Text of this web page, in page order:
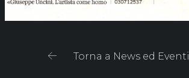
Torna a News ed Eventi